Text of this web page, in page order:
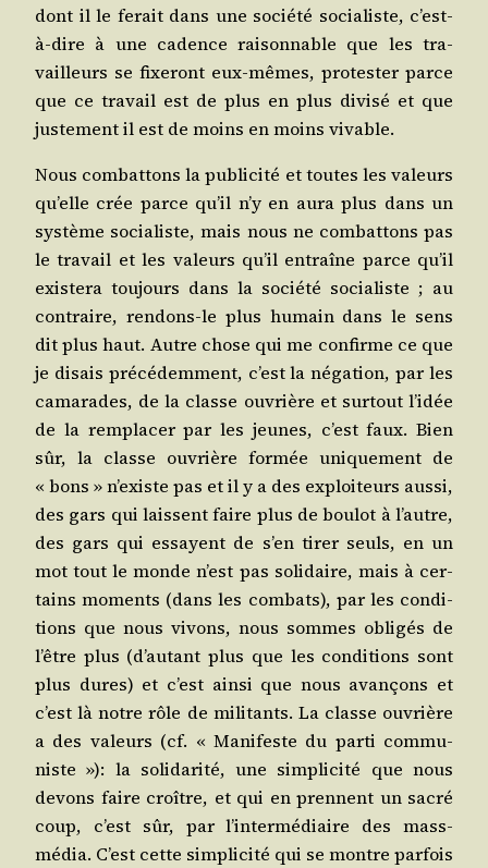
dont il le ferait dans une socié­té socia­liste, c’est-
à-dire à une cadence rai­son­nable que les tra­
vailleurs se fixe­ront eux-mêmes, pro­tes­ter parce
que ce tra­vail est de plus en plus divi­sé et que
jus­te­ment il est de moins en moins vivable.
Nous com­bat­tons la publi­ci­té et toutes les valeurs
qu’elle crée parce qu’il n’y en aura plus dans un
sys­tème socia­liste, mais nous ne com­bat­tons pas
le tra­vail et les valeurs qu’il entraîne parce qu’il
exis­te­ra tou­jours dans la socié­té socia­liste ; au
contraire, ren­dons-le plus humain dans le sens
dit plus haut. Autre chose qui me confirme ce que
je disais pré­cé­dem­ment, c’est la néga­tion, par les
cama­rades, de la classe ouvrière et sur­tout l’idée
de la rem­pla­cer par les jeunes, c’est faux. Bien
sûr, la classe ouvrière for­mée uni­que­ment de
« bons » n’existe pas et il y a des exploi­teurs aus­si,
des gars qui laissent faire plus de bou­lot à l’autre,
des gars qui essayent de s’en tirer seuls, en un
mot tout le monde n’est pas soli­daire, mais à cer­
tains moments (dans les com­bats), par les condi­
tions que nous vivons, nous sommes obli­gés de
l’être plus (d’autant plus que les condi­tions sont
plus dures) et c’est ain­si que nous avan­çons et
c’est là notre rôle de mili­tants. La classe ouvrière
a des valeurs (cf. « Mani­feste du par­ti com­mu­
niste »): la soli­da­ri­té, une sim­pli­ci­té que nous
devons faire croître, et qui en prennent un sacré
coup, c’est sûr, par l’intermédiaire des mass-
média. C’est cette sim­pli­ci­té qui se montre par­fois